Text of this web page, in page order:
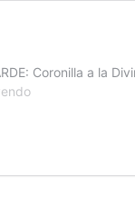
­Coronilla a la
Solemnidad